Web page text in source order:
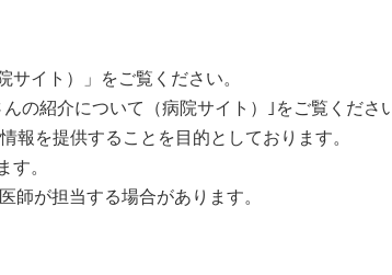
イト）」をご覧ください。
の紹介について（病院サイト）｣をご覧くださ
を提供することを目的としております。
。
が担当する場合があります。